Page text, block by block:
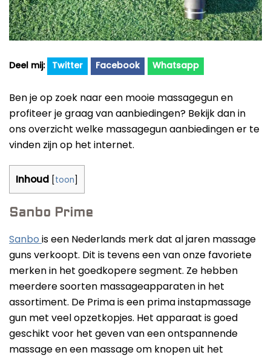
Addsfit
Compex
Hyperice
Massagerr
MUSCQLER
Northwall
Sanbo
Theragun
Tunturi
Algemeen
Massagetypes
Technologie
Twitter Facebook Whatsapp
Ben je op zoek naar een mooie massagegun en
profiteer je graag van aanbiedingen? Bekijk dan in
ons overzicht welke massagegun aanbiedingen er te
vinden zijn op het internet.
Inhoud [toon]
Sanbo Prime
Sanbo is een Nederlands merk dat al jaren massage
guns verkoopt. Dit is tevens een van onze favoriete
merken in het goedkopere segment. Ze hebben
meerdere soorten massageapparaten in het
assortiment. De Prima is een prima instapmassage
gun met veel opzetkopjes. Het apparaat is goed
geschikt voor het geven van een ontspannende
massage en een massage om knopen uit het